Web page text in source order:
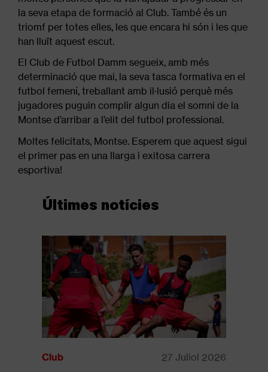
la seva etapa de formació al Club. També és un
triomf per totes elles, les que encara hi són i les que
han lluït aquest escut.
El Club de Futbol Damm segueix, amb més
determinació que mai, la seva tasca formativa en el
futbol femení, treballant amb il·lusió perquè més
jugadores puguin complir algun dia el somni de la
Montse d’arribar a l’elit del futbol professional.
Moltes felicitats, Montse. Esperem que aquest sigui
el primer pas en una llarga i exitosa carrera
esportiva!
Últimes notícies
Club 27 Juliol 2026